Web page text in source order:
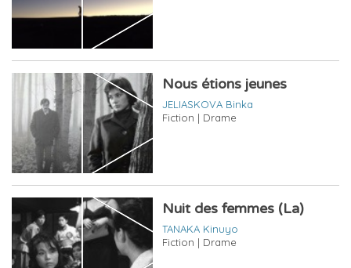
Nous étions jeunes
JELIASKOVA Binka
Fiction | Drame
Nuit des femmes (La)
TANAKA Kinuyo
Fiction | Drame